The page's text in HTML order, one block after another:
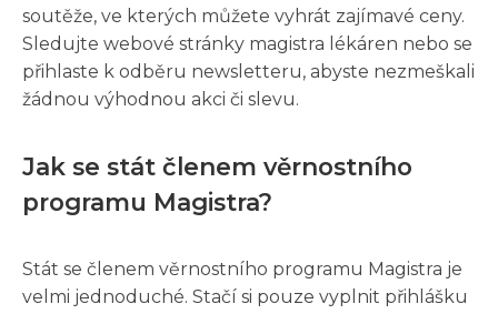
soutěže, ve kterých můžete vyhrát zajímavé ceny.
Sledujte webové stránky magistra lékáren nebo se
přihlaste k odběru newsletteru, abyste nezmeškali
žádnou výhodnou akci či slevu.
Jak se stát členem věrnostního
programu Magistra?
Stát se členem věrnostního programu Magistra je
velmi jednoduché. Stačí si pouze vyplnit přihlášku